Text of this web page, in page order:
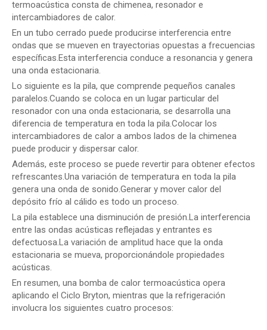
termoacústica consta de chimenea, resonador e
intercambiadores de calor.
En un tubo cerrado puede producirse interferencia entre
ondas que se mueven en trayectorias opuestas a frecuencias
específicas.Esta interferencia conduce a resonancia y genera
una onda estacionaria.
Lo siguiente es la pila, que comprende pequeños canales
paralelos.Cuando se coloca en un lugar particular del
resonador con una onda estacionaria, se desarrolla una
diferencia de temperatura en toda la pila.Colocar los
intercambiadores de calor a ambos lados de la chimenea
puede producir y dispersar calor.
Además, este proceso se puede revertir para obtener efectos
refrescantes.Una variación de temperatura en toda la pila
genera una onda de sonido.Generar y mover calor del
depósito frío al cálido es todo un proceso.
La pila establece una disminución de presión.La interferencia
entre las ondas acústicas reflejadas y entrantes es
defectuosa.La variación de amplitud hace que la onda
estacionaria se mueva, proporcionándole propiedades
acústicas.
En resumen, una bomba de calor termoacústica opera
aplicando el Ciclo Bryton, mientras que la refrigeración
involucra los siguientes cuatro procesos: